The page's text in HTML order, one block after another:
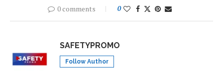
0 comments 0
SAFETYPROMO
Follow Author